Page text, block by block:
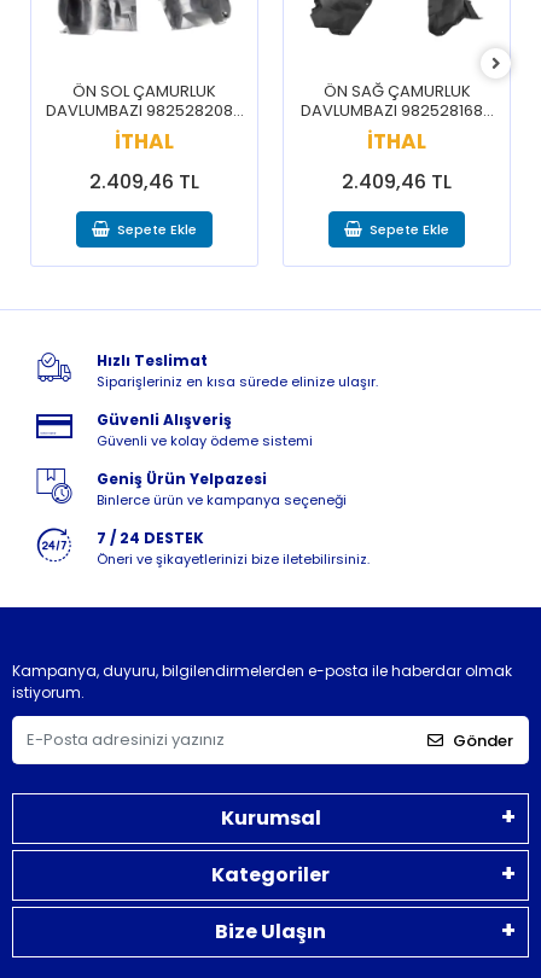
ÖN SOL ÇAMURLUK
DAVLUMBAZI 9825282080
/ 3008 5008 16-20
İTHAL
2.409,46 TL
Sepete Ekle
ÖN SAĞ ÇAMURLUK
DAVLUMBAZI 9825281680
/ 3008 5008 16-20
İTHAL
2.409,46 TL
Sepete Ekle
Hızlı Teslimat
Siparişleriniz en kısa sürede elinize ulaşır.
Güvenli Alışveriş
Güvenli ve kolay ödeme sistemi
Geniş Ürün Yelpazesi
Binlerce ürün ve kampanya seçeneği
7 / 24 DESTEK
Öneri ve şikayetlerinizi bize iletebilirsiniz.
Kampanya, duyuru, bilgilendirmelerden e-posta ile haberdar olmak
istiyorum.
Gönder
Kurumsal
Kategoriler
Bize Ulaşın